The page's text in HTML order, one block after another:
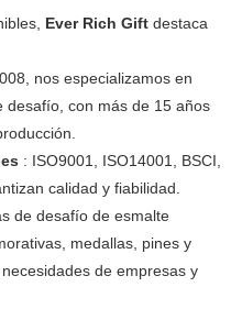
Ever Rich Gift destaca
nos especializamos en
desafío, con más de 15 años
: ISO9001, ISO14001, BSCI,
calidad y fiabilidad.
de desafío de esmalte
medallas, pines y
de empresas y